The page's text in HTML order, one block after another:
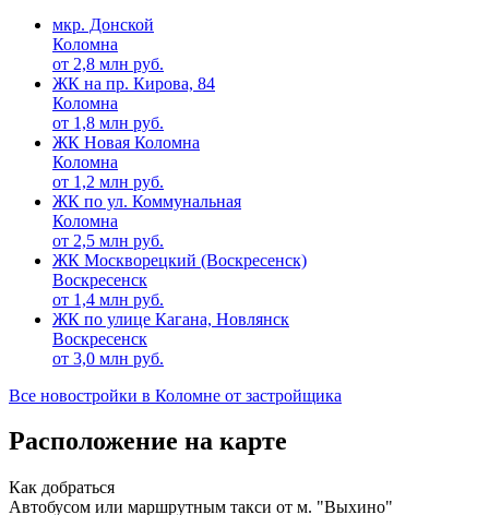
мкр. Донской
Коломна
от 2,8 млн руб.
ЖК на пр. Кирова, 84
Коломна
от 1,8 млн руб.
ЖК Новая Коломна
Коломна
от 1,2 млн руб.
ЖК по ул. Коммунальная
Коломна
от 2,5 млн руб.
ЖК Москворецкий (Воскресенск)
Воскресенск
от 1,4 млн руб.
ЖК по улице Кагана, Новлянск
Воскресенск
от 3,0 млн руб.
Все новостройки в Коломне от застройщика
Расположение на карте
Как добраться
Автобусом или маршрутным такси от м. "Выхино"